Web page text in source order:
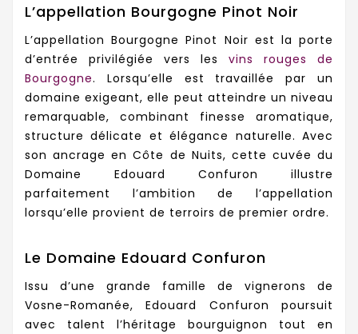
L’appellation Bourgogne Pinot Noir
L’appellation Bourgogne Pinot Noir est la porte
d’entrée privilégiée vers les vins rouges de
Bourgogne. Lorsqu’elle est travaillée par un
domaine exigeant, elle peut atteindre un niveau
remarquable, combinant finesse aromatique,
structure délicate et élégance naturelle. Avec
son ancrage en Côte de Nuits, cette cuvée du
Domaine Edouard Confuron illustre
parfaitement l’ambition de l’appellation
lorsqu’elle provient de terroirs de premier ordre.
Le Domaine Edouard Confuron
Issu d’une grande famille de vignerons de
Vosne-Romanée, Edouard Confuron poursuit
avec talent l’héritage bourguignon tout en